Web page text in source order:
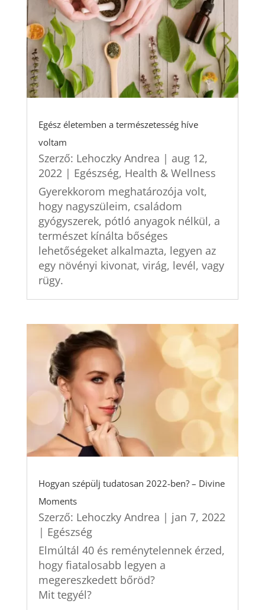
Egész életemben a természetesség híve
voltam
Szerző: Lehoczky Andrea | aug 12,
2022 | Egészség, Health & Wellness
Gyerekkorom meghatározója volt,
hogy nagyszüleim, családom
gyógyszerek, pótló anyagok nélkül, a
természet kínálta bőséges
lehetőségeket alkalmazta, legyen az
egy növényi kivonat, virág, levél, vagy
rügy.
Hogyan szépülj tudatosan 2022-ben? – Divine
Moments
Szerző: Lehoczky Andrea | jan 7, 2022
| Egészség
Elmúltál 40 és reménytelennek érzed,
hogy fiatalosabb legyen a
megereszkedett bőröd?
Mit tegyél?